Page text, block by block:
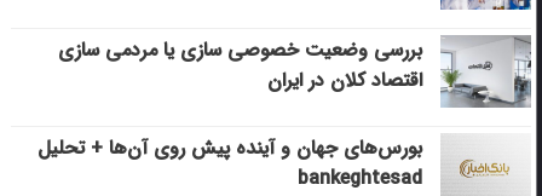
بررسی وضعیت خصوصی سازی یا مردمی سازی
اقتصاد کلان در ایران
بورس‌های جهان و آینده پیش روی آن‌ها + تحلیل
bankeghtesad